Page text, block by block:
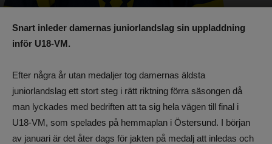
Snart inleder damernas juniorlandslag sin uppladdning
inför U18-VM.
Efter några år utan medaljer tog damernas äldsta
juniorlandslag ett stort steg i rätt riktning förra säsongen då
man lyckades med bedriften att ta sig hela vägen till final i
U18-VM, som spelades på hemmaplan i Östersund. I början
av januari är det åter dags för jakten på medalj att inledas och